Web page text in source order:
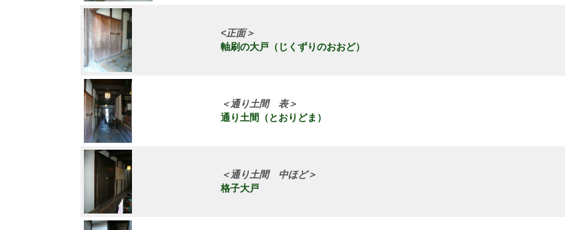
<正面＞
軸刷の大戸（じくずりのおおど）
＜通り土間 表＞
通り土間（とおりどま）
＜通り土間 中ほど＞
格子大戸